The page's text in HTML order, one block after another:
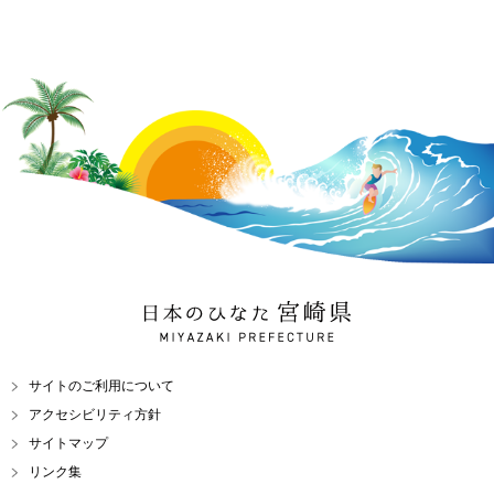
日本のひなた 宮崎県
MIYAZAKI PREFECTURE
サイトのご利用について
アクセシビリティ方針
サイトマップ
リンク集